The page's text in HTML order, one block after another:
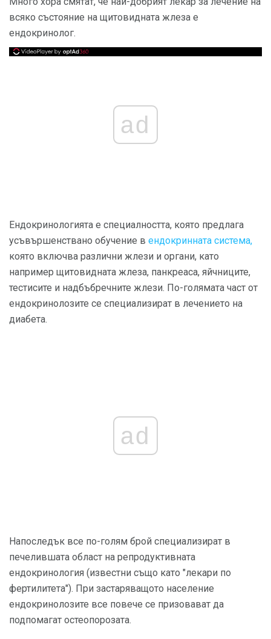
всяко състояние на щитовидната жлеза е
ендокринолог.
ad
Ендокринологията е специалността, която предлага
усъвършенствано обучение в ендокринната система,
която включва различни жлези и органи, като
например щитовидната жлеза, панкреаса, яйчниците,
тестисите и надбъбречните жлези. По-голямата част от
ендокринолозите се специализират в лечението на
диабета.
ad
Напоследък все по-голям брой специализират в
печелившата област на репродуктивната
ендокринология (известни също като "лекари по
фертилитета"). При застаряващото население
ендокринолозите все повече се призовават да
подпомагат остеопорозата.